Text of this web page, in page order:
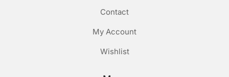
Contact
My Account
Wishlist